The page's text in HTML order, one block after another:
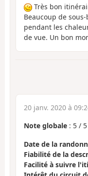
Très bon
Beaucoup de
pendant les
de vue. Un bon
20 janv. 2020 à
Note globale : 5 / 5
Date de la
Fiabilité de la
Facilité à suivre